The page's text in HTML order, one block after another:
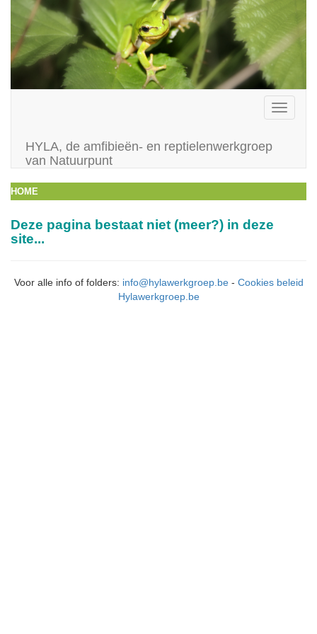
Toggle
HYLA, de amfibieën- en reptielenwerkgroep
van Natuurpunt
HOME
Deze pagina bestaat niet (meer?) in deze
site...
Voor alle info of folders: info@hylawerkgroep.be- Cookies beleid
Hylawerkgroep.be